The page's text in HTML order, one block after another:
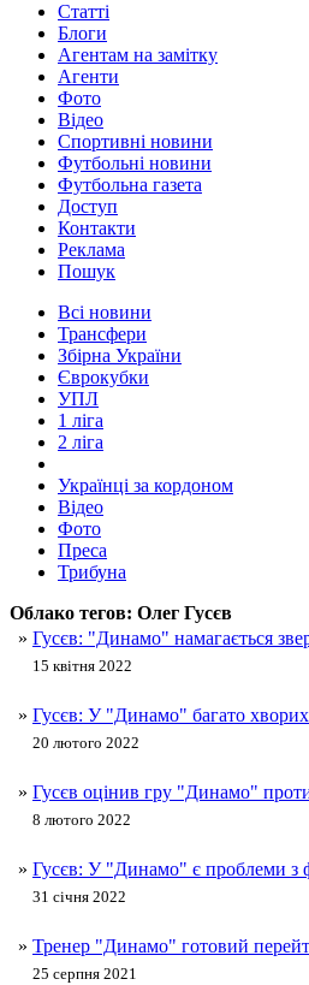
Статті
Блоги
Агентам на замітку
Агенти
Фото
Відео
Спортивні новини
Футбольні новини
Футбольна газета
Доступ
Контакти
Реклама
Пошук
Всі новини
Трансфери
Збірна України
Єврокубки
УПЛ
1 ліга
2 ліга
Українці за кордоном
Відео
Фото
Преса
Трибуна
Облако тегов: Олег Гусєв
» Гусєв: "Динамо" намагається
15 квітня 2022
» Гусєв: У "Динамо" багато хворих
20 лютого 2022
» Гусєв оцінив гру "Динамо"
8 лютого 2022
» Гусєв: У "Динамо" є проблеми з
31 січня 2022
» Тренер "Динамо" готовий
25 серпня 2021